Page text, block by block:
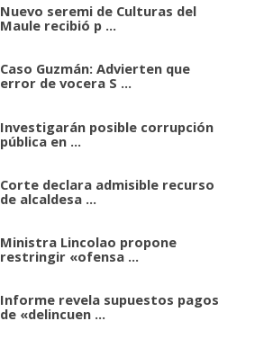
Nuevo seremi de Culturas del
Maule recibió p ...
Caso Guzmán: Advierten que
error de vocera S ...
Investigarán posible corrupción
pública en ...
Corte declara admisible recurso
de alcaldesa ...
Ministra Lincolao propone
restringir «ofensa ...
Informe revela supuestos pagos
de «delincuen ...